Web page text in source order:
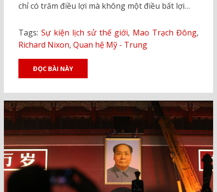
chỉ có trăm điều lợi mà không một điều bất lợi…
Tags: Sự kiện lịch sử thế giới, Mao Trạch Đông,
Richard Nixon, Quan hệ Mỹ - Trung
ĐỌC BÀI NÀY